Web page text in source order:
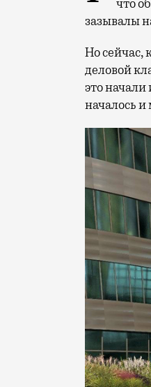
что
зазывалы
Но сейчас,
деловой
это
началось и